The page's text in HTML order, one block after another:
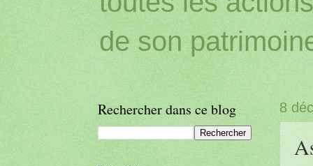
de son
8
Rechercher dans ce blog